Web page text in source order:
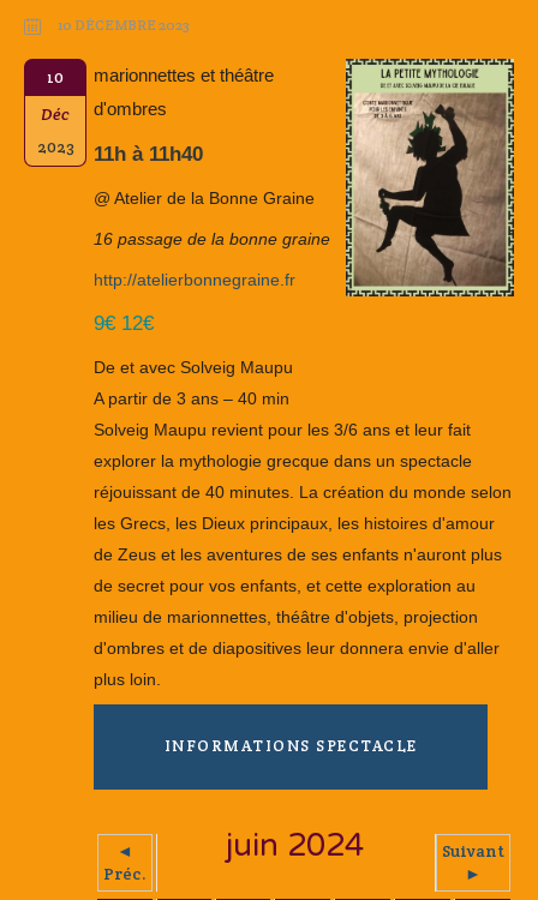
10 DÉCEMBRE 2023
10
Déc
2023
marionnettes et théâtre
d'ombres
11h à 11h40
@ Atelier de la Bonne Graine
16 passage de la bonne graine
http://atelierbonnegraine.fr
9€ 12€
De et avec Solveig Maupu
A partir de 3 ans – 40 min
Solveig Maupu revient pour les 3/6 ans et leur fait
explorer la mythologie grecque dans un spectacle
réjouissant de 40 minutes. La création du monde selon
les Grecs, les Dieux principaux, les histoires d'amour
de Zeus et les aventures de ses enfants n'auront plus
de secret pour vos enfants, et cette exploration au
milieu de marionnettes, théâtre d'objets, projection
d'ombres et de diapositives leur donnera envie d'aller
plus loin.
INFORMATIONS SPECTACLE
◄
Préc.
juin 2024
Suivant
►